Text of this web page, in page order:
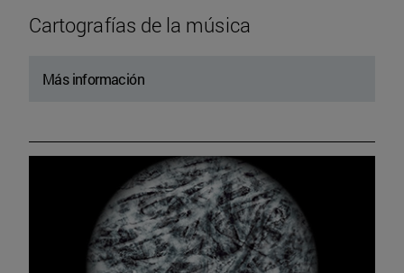
Cartografías de la música
Más información